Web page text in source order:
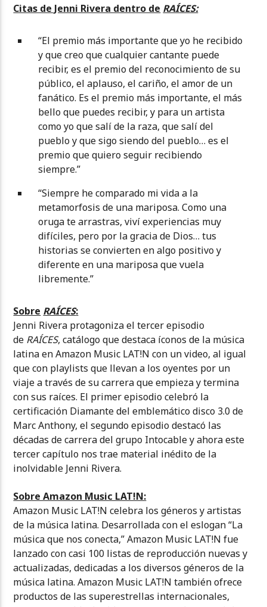
Citas de Jenni Rivera dentro de RAÍCES:
“El premio más importante que yo he recibido
y que creo que cualquier cantante puede
recibir, es el premio del reconocimiento de su
público, el aplauso, el cariño, el amor de un
fanático. Es el premio más importante, el más
bello que puedes recibir, y para un artista
como yo que salí de la raza, que salí del
pueblo y que sigo siendo del pueblo… es el
premio que quiero seguir recibiendo
siempre.”
“Siempre he comparado mi vida a la
metamorfosis de una mariposa. Como una
oruga te arrastras, viví experiencias muy
difíciles, pero por la gracia de Dios… tus
historias se convierten en algo positivo y
diferente en una mariposa que vuela
libremente.”
Sobre RAÍCES:
Jenni Rivera protagoniza el tercer episodio
de RAÍCES, catálogo que destaca íconos de la música
latina en Amazon Music LAT!N con un video, al igual
que con playlists que llevan a los oyentes por un
viaje a través de su carrera que empieza y termina
con sus raíces. El primer episodio celebró la
certificación Diamante del emblemático disco 3.0 de
Marc Anthony, el segundo episodio destacó las
décadas de carrera del grupo Intocable y ahora este
tercer capítulo nos trae material inédito de la
inolvidable Jenni Rivera.
Sobre Amazon Music LAT!N:
Amazon Music LAT!N celebra los géneros y artistas
de la música latina. Desarrollada con el eslogan “La
música que nos conecta,” Amazon Music LAT!N fue
lanzado con casi 100 listas de reproducción nuevas y
actualizadas, dedicadas a los diversos géneros de la
música latina. Amazon Music LAT!N también ofrece
productos de las superestrellas internacionales,